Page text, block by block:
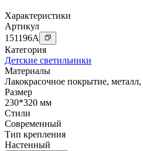
Характеристики
Артикул
151196A
Категория
Детские светильники
Материалы
Лакокрасочное покрытие, металл,
Размер
230*320 мм
Стили
Современный
Тип крепления
Настенный